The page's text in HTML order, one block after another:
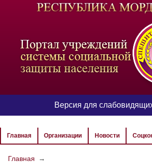
Версия для
ЦВЕТОВАЯ СХЕМА
Главная Организации Новости
Главная
→